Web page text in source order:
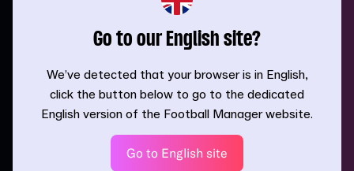
Go to our English site?
We’ve detected that your browser is in English,
click the button below to go to the dedicated
English version of the Football Manager website.
Go to English site